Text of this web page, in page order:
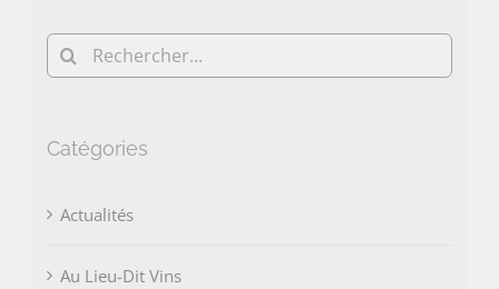
Rechercher:
Catégories
Actualités
Au Lieu-Dit Vins